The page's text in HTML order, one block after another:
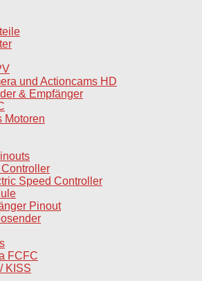
und Actioncams HD
& Empfänger
Motoren
Speed Controller
Pinout
FCFC
KISS